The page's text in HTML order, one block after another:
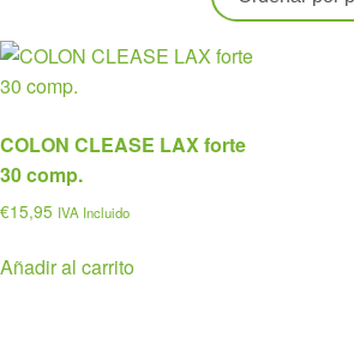
COLON CLEASE LAX forte
30 comp.
€15,95 IVA Incluido
Añadir al carrito